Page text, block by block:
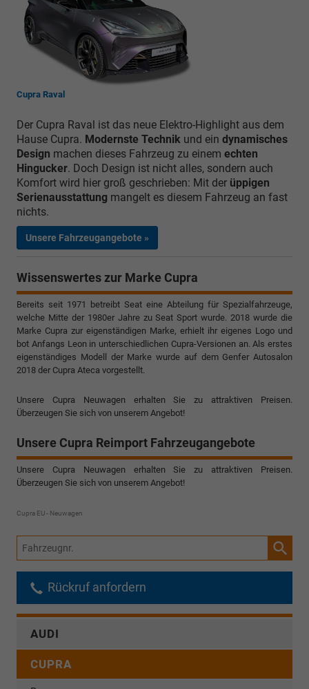
Cupra Raval
Der Cupra Raval ist das neue Elektro-Highlight aus dem
Hause Cupra. Modernste Technik und ein dynamisches
Design machen dieses Fahrzeug zu einem echten
Hingucker. Doch Design ist nicht alles, sondern auch
Komfort wird hier groß geschrieben: Mit der üppigen
Serienausstattung mangelt es diesem Fahrzeug an fast
nichts.
Unsere Fahrzeugangebote »
Wissenswertes zur Marke Cupra
Bereits seit 1971 betreibt Seat eine Abteilung für Spezialfahrzeuge,
welche Mitte der 1980er Jahre zu Seat Sport wurde. 2018 wurde die
Marke Cupra zur eigenständigen Marke, erhielt ihr eigenes Logo und
bot Anfangs Leon in unterschiedlichen Cupra-Versionen an. Als erstes
eigenständiges Modell der Marke wurde auf dem Genfer Autosalon
2018 der Cupra Ateca vorgestellt.
Unsere Cupra Neuwagen erhalten Sie zu attraktiven Preisen.
Überzeugen Sie sich von unserem Angebot!
Unsere Cupra Reimport Fahrzeugangebote
Unsere Cupra Neuwagen erhalten Sie zu attraktiven Preisen.
Überzeugen Sie sich von unserem Angebot!
Cupra EU - Neuwagen
Fahrzeugnr.
Rückruf anfordern
AUDI
CUPRA